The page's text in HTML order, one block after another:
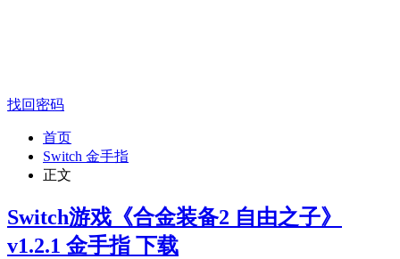
找回密码
首页
Switch 金手指
正文
Switch游戏《合金装备2 自由之子》
v1.2.1 金手指 下载